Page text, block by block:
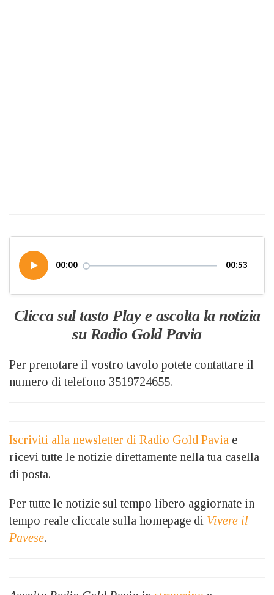
00:00 00:53
Clicca sul tasto Play e ascolta la notizia
su Radio Gold Pavia
Per prenotare il vostro tavolo potete contattare il
numero di telefono 3519724655.
Iscriviti alla newsletter di Radio Gold Pavia e
ricevi tutte le notizie direttamente nella tua casella
di posta.
Per tutte le notizie sul tempo libero aggiornate in
tempo reale cliccate sulla homepage di Vivere il
Pavese.